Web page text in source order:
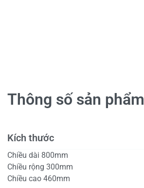
Thông số sản phẩm
Kích thước
Chiều dài 800mm
Chiều rộng 300mm
Chiều cao 460mm